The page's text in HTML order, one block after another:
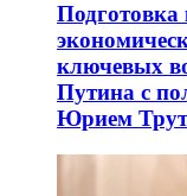
ключевых
Путина с
Юрием